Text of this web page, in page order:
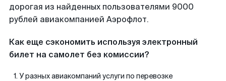
дорогая из найденных пользователями 9000
рублей авиакомпанией Аэрофлот.
Как еще сэкономить используя электронный
билет на самолет без комиссии?
У разных авиакомпаний услуги по перевозке